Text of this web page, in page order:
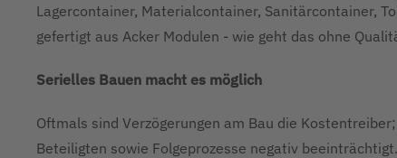
Lagercontainer, Materialcontainer, Sanitärcontainer,
gefertigt aus Acker Modulen - wie geht das ohne
Serielles Bauen macht es möglich
Oftmals sind Verzögerungen am Bau die
Beteiligten sowie Folgeprozesse negativ